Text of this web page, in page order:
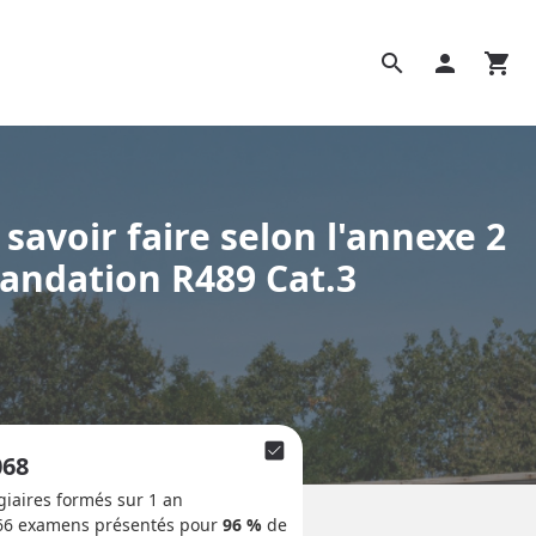
search person shopping_cart
faire selon l'annexe 2
R489 Cat.3
check_box
formés sur 1 an
examens présentés pour 96 %de